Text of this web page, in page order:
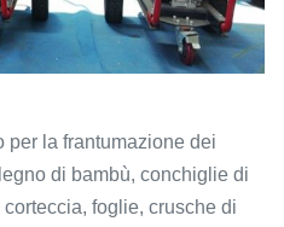
per la frantumazione dei
di bambù, conchiglie di
foglie, crusche di